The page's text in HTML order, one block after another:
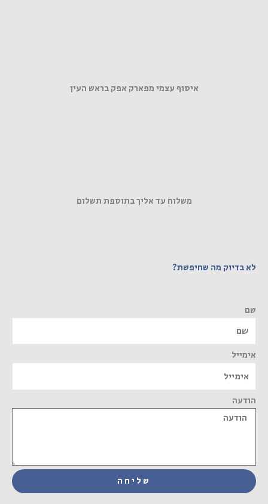
איסוף עצמי מפארק אפק בראש העין
משלוח עד אליך בתוספת תשלום
לא בדיוק מה שחיפשת?
שם
אימייל
הודעה
שליחה